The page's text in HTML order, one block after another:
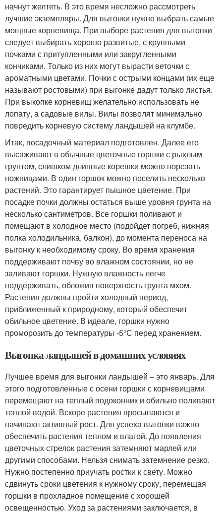
начнут желтеть. В это время несложно рассмотреть
лучшие экземпляры. Для выгонки нужно выбрать самые
мощные корневища. При выборе растения для выгонки
следует выбирать хорошо развитые, с крупными
почками с притупленными или закругленными
кончиками. Только из них могут вырасти веточки с
ароматными цветами. Почки с острыми концами (их еще
называют ростовыми) при выгонке дадут только листья.
При выкопке корневищ желательно использовать не
лопату, а садовые вилы. Вилы позволят минимально
повредить корневую систему ландышей на клумбе.
Итак, посадочный материал подготовлен. Далее его
высаживают в обычные цветочные горшки с рыхлым
грунтом, слишком длинные корешки можно порезать
ножницами. В один горшок можно поселить несколько
растений. Это гарантирует пышное цветение. При
посадке почки должны остаться выше уровня грунта на
несколько сантиметров. Все горшки поливают и
помещают в холодное место (подойдет погреб, нижняя
полка холодильника, балкон), до момента переноса на
выгонку к необходимому сроку. Во время хранения
поддерживают почву во влажном состоянии, но не
заливают горшки. Нужную влажность легче
поддерживать, обложив поверхность грунта мхом.
Растения должны пройти холодный период,
приближенный к природному, который обеспечит
обильное цветение. В идеале, горшки нужно
проморозить до температуры -5°С перед хранением.
Выгонка ландышей в домашних условиях
Лучшее время для выгонки ландышей – это январь. Для
этого подготовленные с осени горшки с корневищами
перемещают на теплый подоконник и обильно поливают
теплой водой. Вскоре растения просыпаются и
начинают активный рост. Для успеха выгонки важно
обеспечить растения теплом и влагой. До появления
цветочных стрелок растения затемняют марлей или
другими способами. Нельзя снимать затемнение резко.
Нужно постепенно приучать ростки к свету. Можно
сдвинуть сроки цветения к нужному сроку, перемещая
горшки в прохладное помещение с хорошей
освещенностью. Уход за растениями заключается, в